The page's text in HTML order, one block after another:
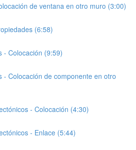
de ventana en otro muro (3:00)
(6:58)
- Colocación (9:59)
- Colocación de componente en otro
- Colocación (4:30)
- Enlace (5:44)